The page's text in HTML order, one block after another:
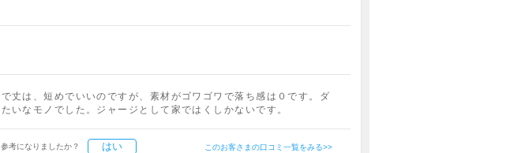
丈は、短めでいいのですが、素材がゴワゴワで落ち感は０です。ダ
いなモノでした。ジャージとして家ではくしかないです。
考になりましたか？ はい このお客さまの口コミ一覧をみる>>